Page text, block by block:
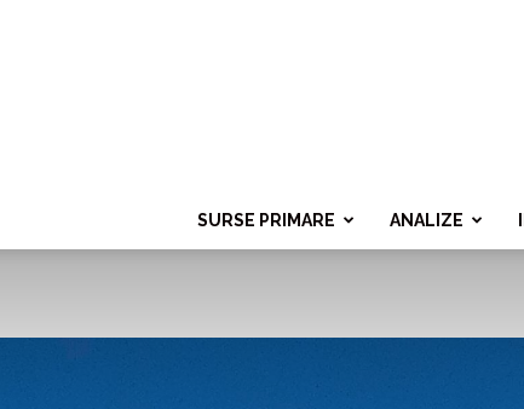
SURSE PRIMARE ANALIZE